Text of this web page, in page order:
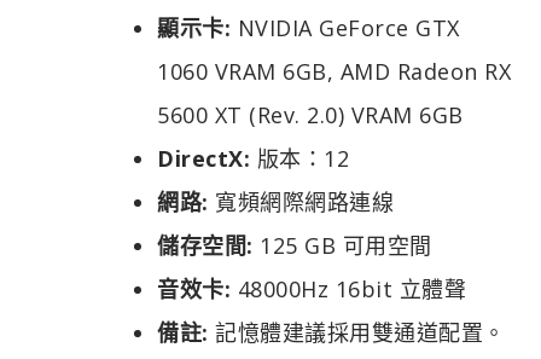
顯示卡: NVIDIA GeForce GTX
1060 VRAM 6GB, AMD Radeon RX
5600 XT (Rev. 2.0) VRAM 6GB
DirectX: 版本：12
網路: 寬頻網際網路連線
儲存空間: 125 GB 可用空間
音效卡: 48000Hz 16bit 立體聲
備註: 記憶體建議採用雙通道配置。